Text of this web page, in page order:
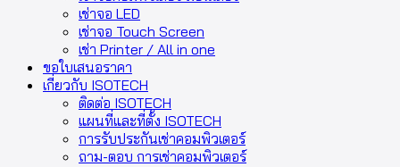
เช่าจอ LED
เช่าจอ Touch Screen
เช่า Printer / All in one
ขอใบเสนอราคา
เกี่ยวกับ ISOTECH
ติดต่อ ISOTECH
แผนที่และที่ตั้ง ISOTECH
การรับประกันเช่าคอมพิวเตอร์
ถาม-ตอบ การเช่าคอมพิวเตอร์